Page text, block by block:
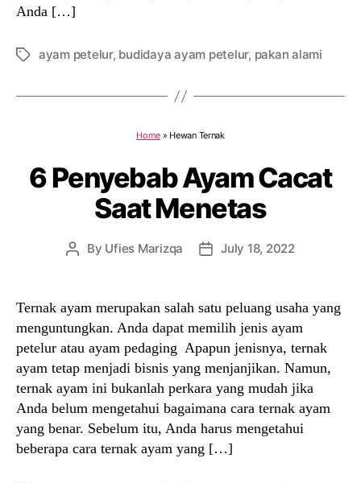
Anda […]
Tagsayam petelur, budidaya ayam petelur, pakan alami
Home» Hewan Ternak
6 Penyebab Ayam Cacat
Saat Menetas
Post
By Ufies Marizqa
PostJuly 18, 2022
Ternak ayam merupakan salah satu peluang usaha yang
menguntungkan. Anda dapat memilih jenis ayam
petelur atau ayam pedaging Apapun jenisnya, ternak
ayam tetap menjadi bisnis yang menjanjikan. Namun,
ternak ayam ini bukanlah perkara yang mudah jika
Anda belum mengetahui bagaimana cara ternak ayam
yang benar. Sebelum itu, Anda harus mengetahui
beberapa cara ternak ayam yang […]